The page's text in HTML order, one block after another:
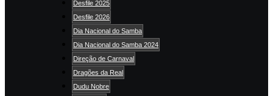
Desfile 2025
Desfile 2026
Dia Nacional do Samba
Dia Nacional do Samba 2024
Direção de Carnaval
Dragões da Real
Dudu Nobre